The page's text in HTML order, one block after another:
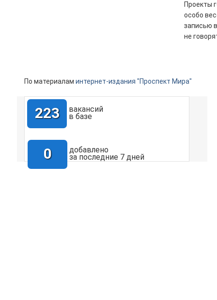
Проекты
особо
записью
не
По материалам интернет-издания "Проспект Мира"
223 вакансий
в базе
0 добавлено
за последние 7 дней